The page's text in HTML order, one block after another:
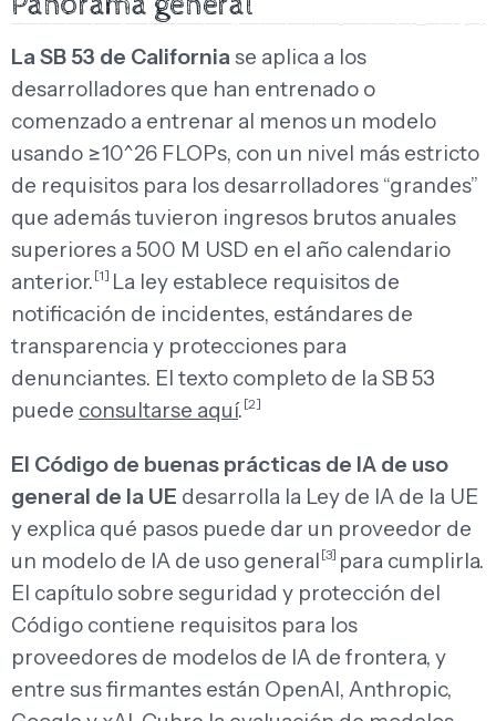
La SB 53 de Californiase aplica a los
desarrolladores que han entrenado o
comenzado a entrenar al menos un modelo
usando ≥10^26 FLOPs, con un nivel más estricto
de requisitos para los desarrolladores “grandes”
que además tuvieron ingresos brutos anuales
superiores a 500 M USD en el año calendario
anterior. [1]La ley establece requisitos de
notificación de incidentes, estándares de
transparencia y protecciones para
denunciantes. El texto completo de la SB 53
puede consultarse aquí. [2]
El Código de buenas prácticas de IA de uso
general de la UE desarrolla la Ley de IA de la UE
y explica qué pasos puede dar un proveedor de
un modelo de IA de uso general [3]para cumplirla.
El capítulo sobre seguridad y protección del
Código contiene requisitos para los
proveedores de modelos de IA de frontera, y
entre sus firmantes están OpenAI, Anthropic,